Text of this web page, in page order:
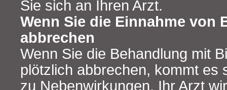
Sie sich an Ihren Arzt.
Wenn Sie die Einnahme von
abbrechen
Wenn Sie die Behandlung mit
plötzlich abbrechen, kommt es
zu Nebenwirkungen. Ihr Arzt